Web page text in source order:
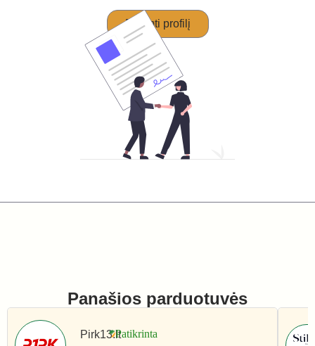
Perimti profilį
Panašios parduotuvės
Pirk13.lt